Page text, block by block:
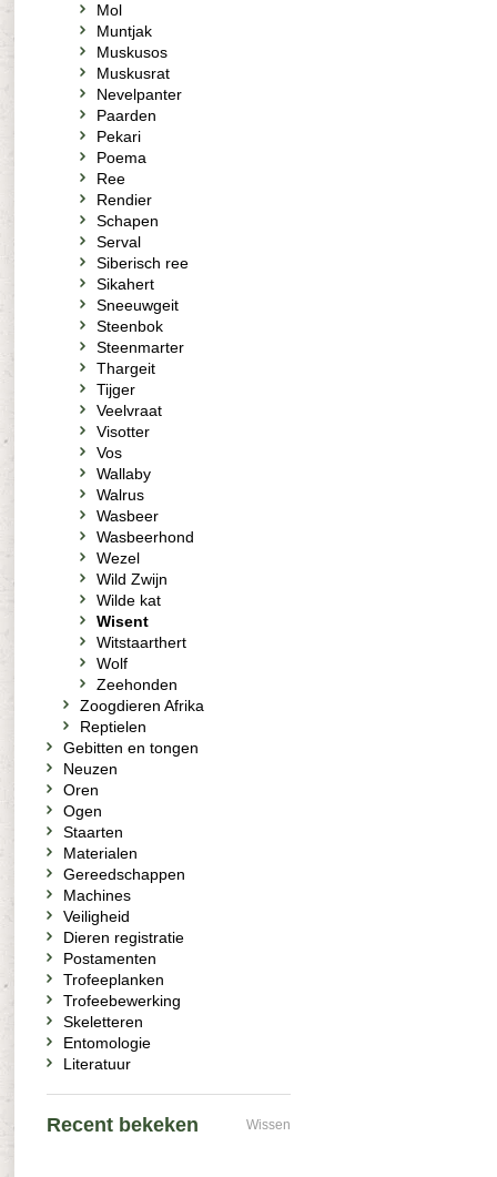
Mol
Muntjak
Muskusos
Muskusrat
Nevelpanter
Paarden
Pekari
Poema
Ree
Rendier
Schapen
Serval
Siberisch ree
Sikahert
Sneeuwgeit
Steenbok
Steenmarter
Thargeit
Tijger
Veelvraat
Visotter
Vos
Wallaby
Walrus
Wasbeer
Wasbeerhond
Wezel
Wild Zwijn
Wilde kat
Wisent
Witstaarthert
Wolf
Zeehonden
Zoogdieren Afrika
Reptielen
Gebitten en tongen
Neuzen
Oren
Ogen
Staarten
Materialen
Gereedschappen
Machines
Veiligheid
Dieren registratie
Postamenten
Trofeeplanken
Trofeebewerking
Skeletteren
Entomologie
Literatuur
Recent bekeken Wissen